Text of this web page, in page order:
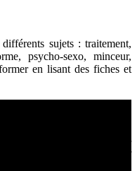
sujets : traitement,
psycho-sexo, minceur,
en lisant des fiches et